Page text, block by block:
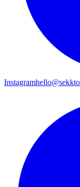
Instagram